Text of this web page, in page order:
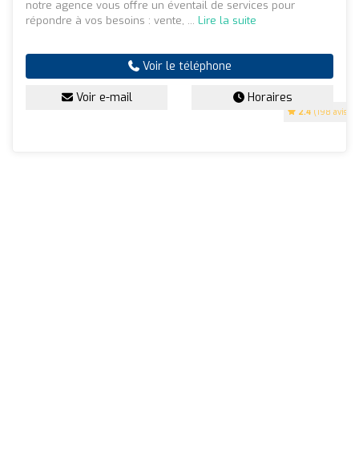
2.4 (198 avis)
notre agence vous offre un éventail de services pour
répondre à vos besoins : vente, ... Lire la suite
Voir le téléphone
Voir e-mail Horaires